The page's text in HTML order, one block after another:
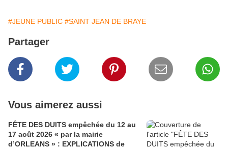
#JEUNE PUBLIC #SAINT JEAN DE BRAYE
Partager
Vous aimerez aussi
FÊTE DES DUITS empêchée du 12 au
17 août 2026 « par la mairie
d’ORLEANS » : EXPLICATIONS de